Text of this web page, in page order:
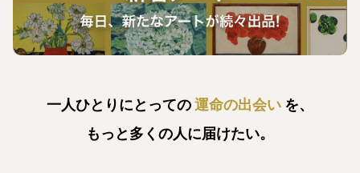
一人ひとりにとっての運命の出会い を、
もっと多くの人に届けたい。